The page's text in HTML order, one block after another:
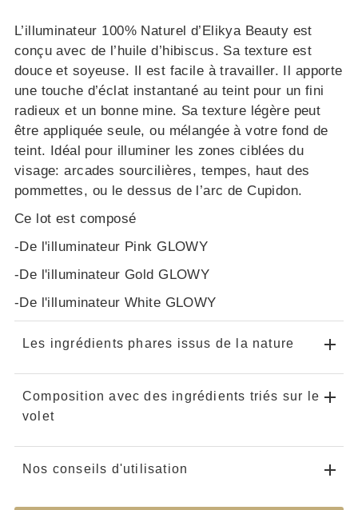
L’illuminateur 100% Naturel d’Elikya Beauty est
conçu avec de l’huile d’hibiscus. Sa texture est
douce et soyeuse. Il est facile à travailler. Il apporte
une touche d’éclat instantané au teint pour un fini
radieux et un bonne mine. Sa texture légère peut
être appliquée seule, ou mélangée à votre fond de
teint. Idéal pour illuminer les zones ciblées du
visage: arcades sourcilières, tempes, haut des
pommettes, ou le dessus de l’arc de Cupidon.
Ce lot est composé
-De l'illuminateur Pink GLOWY
-De l'illuminateur Gold GLOWY
-De l'illuminateur White GLOWY
Les ingrédients phares issus de la nature
Composition avec des ingrédients triés sur le
volet
Nos conseils d'utilisation